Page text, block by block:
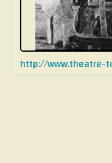
http://www.theatre-